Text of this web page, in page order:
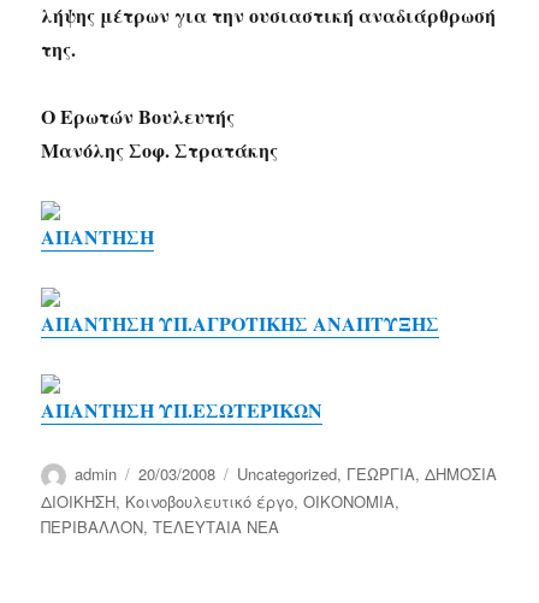
λήψης μέτρων για την ουσιαστική αναδιάρθρωσή
της.
Ο Ερωτών Βουλευτής
Μανόλης Σοφ. Στρατάκης
ΑΠΑΝΤΗΣΗ
ΑΠΑΝΤΗΣΗ ΥΠ.ΑΓΡΟΤΙΚΗΣ ΑΝΑΠΤΥΞΗΣ
ΑΠΑΝΤΗΣΗ ΥΠ.ΕΣΩΤΕΡΙΚΩΝ
Author
admin
Posted
on
20/03/2008 Categories
Uncategorized, ΓΕΩΡΓΙΑ,ΔΗΜΟΣΙΑ
ΔΙΟΙΚΗΣΗ, Κοινοβουλευτικό έργο,ΟΙΚΟΝΟΜΙΑ,
ΠΕΡΙΒΑΛΛΟΝ,ΤΕΛΕΥΤΑΙΑ ΝΕΑ